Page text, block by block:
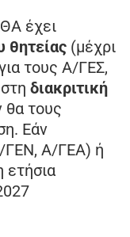
έχει
θητείας (μέχρι
τους Α/ΓΕΣ,
διακριτική
θα τους
Εάν
ΓΕΝ, Α/ΓΕΑ) ή
ετήσια